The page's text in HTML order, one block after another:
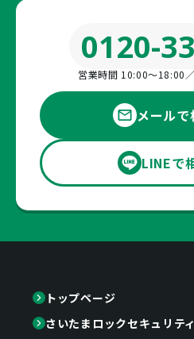
0120-
営業時間 10:00〜18:00
メールで
LINEで
トップページ
さいたまロックセキュリテ